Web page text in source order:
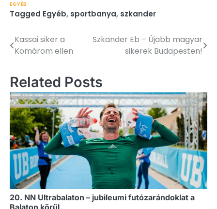
EGYÉB
Tagged Egyéb, sportbanya, szkander
Bejegyzés
Kassai siker a
Komárom ellen
Szkander Eb – Újabb magyar
sikerek Budapesten!
Related Posts
20. NN Ultrabalaton – jubileumi futózarándoklat a